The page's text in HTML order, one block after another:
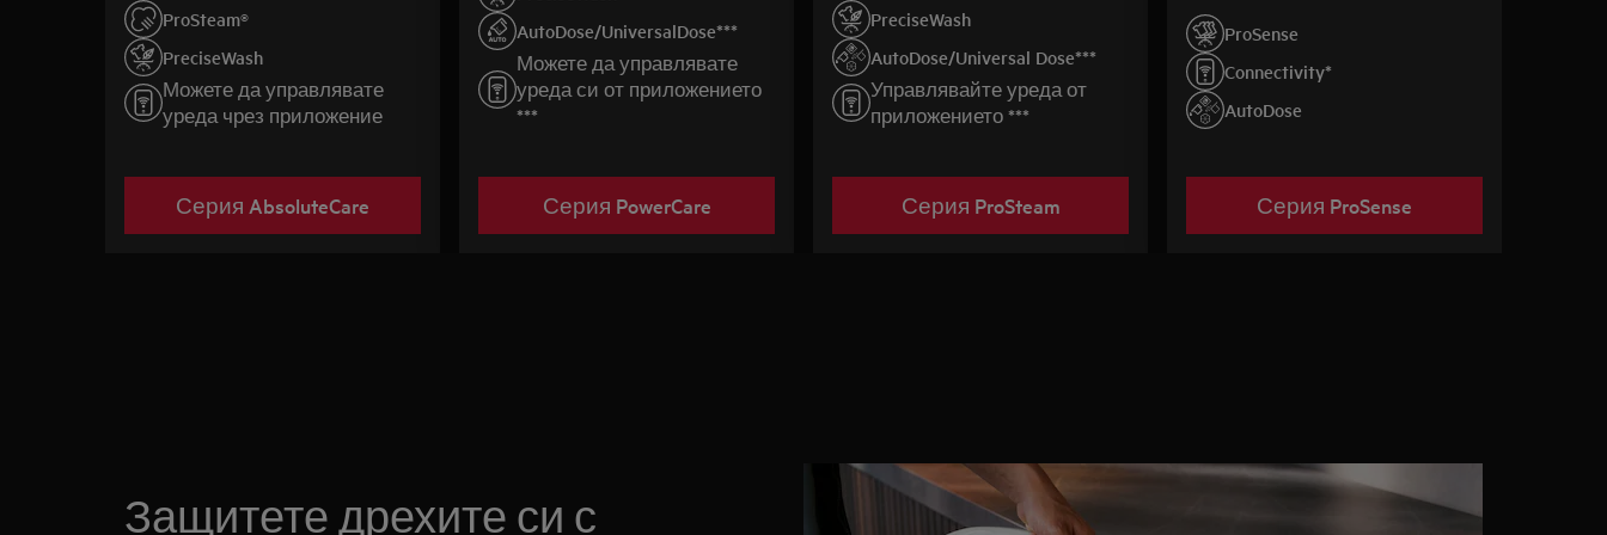
си. ProSteam®
PreciseWash
Можете да управлявате
уреда чрез приложение
Серия AbsoluteCare
AutoDose/UniversalDose***
Можете да управлявате
уреда си от приложението
***
Серия PowerCare
перфектно с помощата на пара.
PreciseWash
AutoDose/Universal Dose***
Управлявайте уреда от
приложението ***
Серия ProSteam
ProSense
Connectivity*
AutoDose
Серия ProSense
Защитете дрехите си с